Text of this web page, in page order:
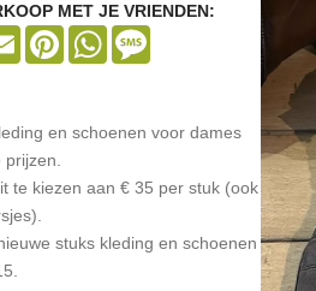
MET JE VRIENDEN:
Email PinterestWhatsApp
en schoenen voor dames
te kiezen aan € 35 per stuk (ook
stuks kleding en schoenen